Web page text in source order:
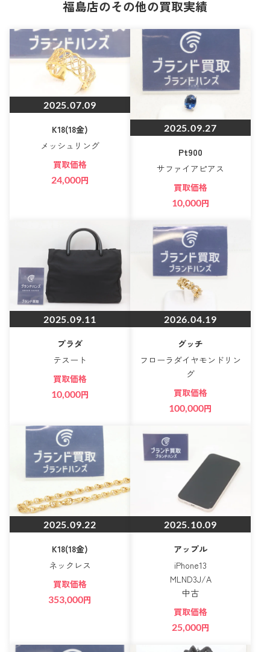
福島店のその他の買取実績
2025.07.09
K18(18金)
メッシュリング
買取価格
24,000円
2025.09.27
Pt900
サファイアピアス
買取価格
10,000円
2025.09.11
プラダ
テスート
買取価格
10,000円
2026.04.19
グッチ
フローラダイヤモンドリン
グ
買取価格
100,000円
2025.09.22
K18(18金)
ネックレス
買取価格
353,000円
2025.10.09
アップル
iPhone13
MLND3J/A
中古
買取価格
25,000円